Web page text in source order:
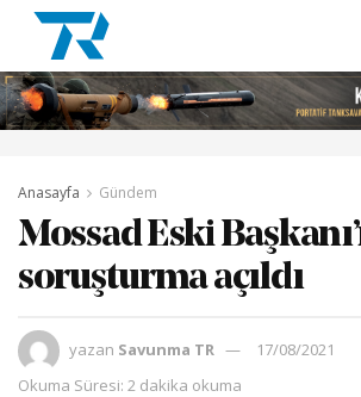
Anasayfa Gündem
Mossad Eski
soruşturma açıldı
yazan Savunma TR
17/08/2021
Okuma Süresi: 2 dakika okuma